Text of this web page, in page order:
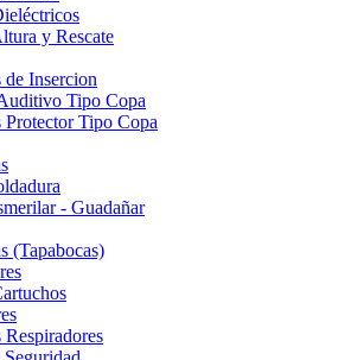
y Rescate
de Insercion
Tipo Copa
Protector Tipo Copa
- Guadañar
(Tapabocas)
Respiradores